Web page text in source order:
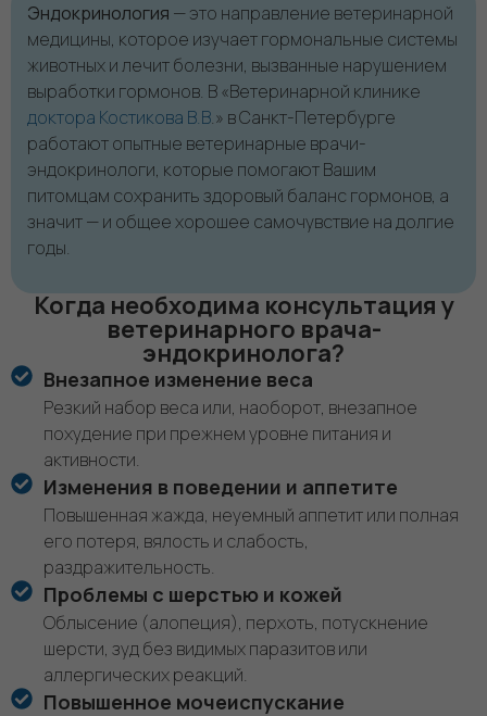
Эндокринология — это направление ветеринарной
медицины, которое изучает гормональные системы
животных и лечит болезни, вызванные нарушением
выработки гормонов. В «Ветеринарной клинике
доктора Костикова В.В.» в Санкт-Петербурге
работают опытные ветеринарные врачи-
эндокринологи, которые помогают Вашим
питомцам сохранить здоровый баланс гормонов, а
значит — и общее хорошее самочувствие на долгие
годы.
Когда необходима консультация у
ветеринарного врача-
эндокринолога?
Внезапное изменение веса
Резкий набор веса или, наоборот, внезапное
похудение при прежнем уровне питания и
активности.
Изменения в поведении и аппетите
Повышенная жажда, неуемный аппетит или полная
его потеря, вялость и слабость,
раздражительность.
Проблемы с шерстью и кожей
Облысение (алопеция), перхоть, потускнение
шерсти, зуд без видимых паразитов или
аллергических реакций.
Повышенное мочеиспускание